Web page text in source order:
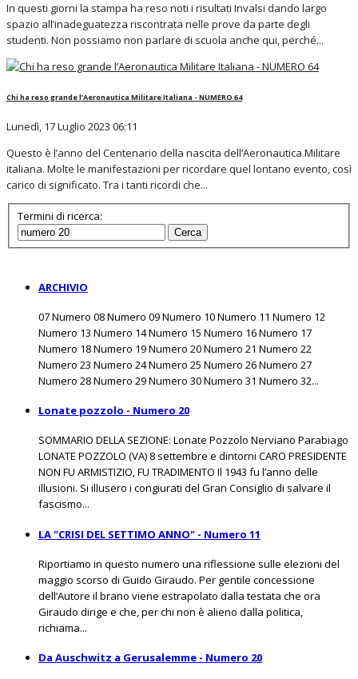
In questi giorni la stampa ha reso noti i risultati Invalsi dando largo
spazio all’inadeguatezza riscontrata nelle prove da parte degli
studenti. Non possiamo non parlare di scuola anche qui, perché...
Chi ha reso grande l’Aeronautica Militare Italiana - NUMERO 64
Lunedì, 17 Luglio 2023 06:11
Questo è l’anno del Centenario della nascita dell’Aeronautica Militare
italiana. Molte le manifestazioni per ricordare quel lontano evento, così
carico di significato. Tra i tanti ricordi che...
Termini di ricerca:
Cerca
ARCHIVIO
07 Numero 08 Numero 09 Numero 10 Numero 11 Numero 12
Numero 13 Numero 14 Numero 15 Numero 16 Numero 17
Numero 18 Numero 19 Numero 20 Numero 21 Numero 22
Numero 23 Numero 24 Numero 25 Numero 26 Numero 27
Numero 28 Numero 29 Numero 30 Numero 31 Numero 32...
Lonate pozzolo - Numero 20
SOMMARIO DELLA SEZIONE: Lonate Pozzolo Nerviano Parabiago
LONATE POZZOLO (VA) 8 settembre e dintorni CARO PRESIDENTE
NON FU ARMISTIZIO, FU TRADIMENTO Il 1943 fu l’anno delle
illusioni. Si illusero i congiurati del Gran Consiglio di salvare il
fascismo...
LA "CRISI DEL SETTIMO ANNO" - Numero 11
Riportiamo in questo numero una riflessione sulle elezioni del
maggio scorso di Guido Giraudo. Per gentile concessione
dell’Autore il brano viene estrapolato dalla testata che ora
Giraudo dirige e che, per chi non è alieno dalla politica,
richiama...
Da Auschwitz a Gerusalemme - Numero 20